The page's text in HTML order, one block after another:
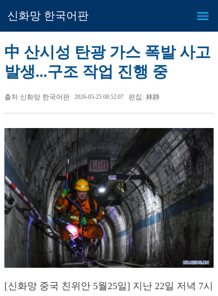
신화망 한국어판
中 산시성 탄광 가스 폭발 사고
발생...구조 작업 진행 중
출처:신화망 한국어판 2026-05-25 08:52:07 편집: 林静
[신화망 중국 친위안 5월25일] 지난 22일 저녁 7시